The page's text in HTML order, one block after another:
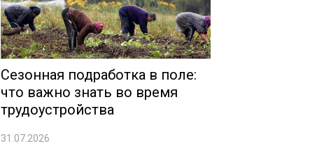
Сезонная подработка в поле:
что важно знать во время
трудоустройства
31.07.2026